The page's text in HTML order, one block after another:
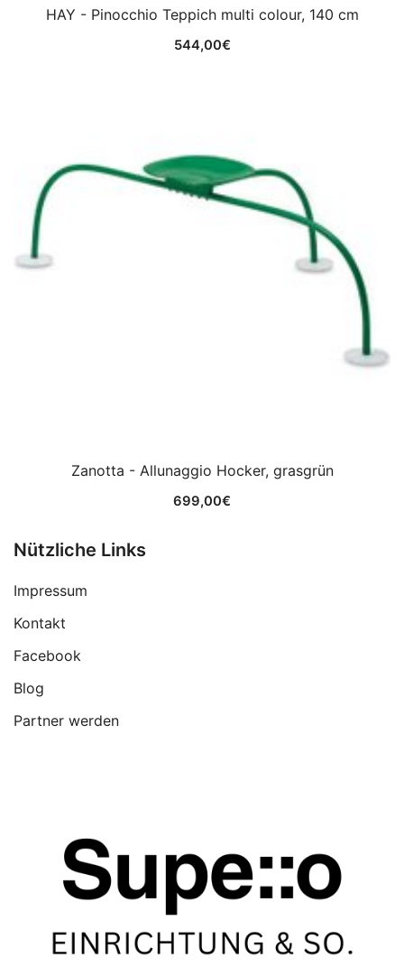
HAY - Pinocchio Teppich multi colour, 140 cm
544,00€
Zanotta - Allunaggio Hocker, grasgrün
699,00€
Nützliche Links
Impressum
Kontakt
Facebook
Blog
Partner werden